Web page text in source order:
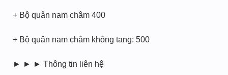
+ Bộ quân nam châm 400
+ Bộ quân nam châm không tang: 500
► ► ► Thông tin liên hệ